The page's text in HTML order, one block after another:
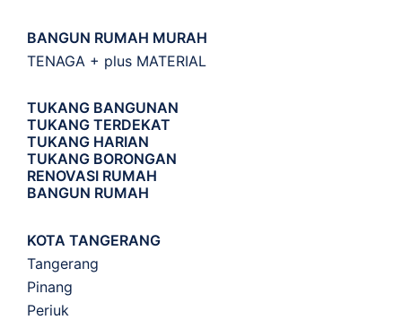
BANGUN RUMAH MURAH
TENAGA + plus MATERIAL
TUKANG BANGUNAN
TUKANG TERDEKAT
TUKANG HARIAN
TUKANG BORONGAN
RENOVASI RUMAH
BANGUN RUMAH
KOTA TANGERANG
Tangerang
Pinang
Periuk